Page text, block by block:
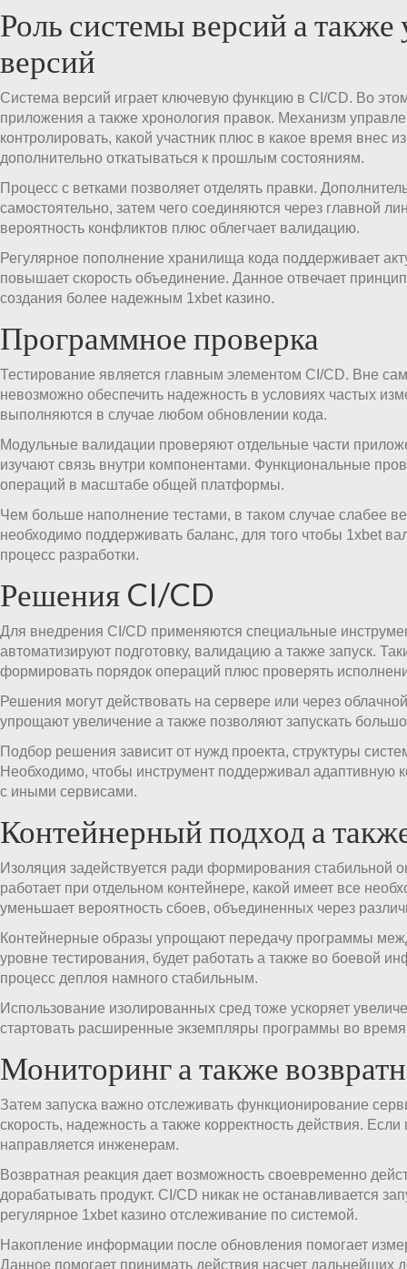
Роль системы версий а также
версий
Система версий играет ключевую функцию в CI/CD. Во
приложения а также хронология правок. Механизм
контролировать, какой участник плюс в какое время внес
дополнительно откатываться к прошлым состояниям.
Процесс с ветками позволяет отделять правки.
самостоятельно, затем чего соединяются через главной
вероятность конфликтов плюс облегчает валидацию.
Регулярное пополнение хранилища кода поддерживает
повышает скорость объединение. Данное отвечает
создания более надежным 1xbet казино.
Программное проверка
Тестирование является главным элементом CI/CD. Вне
невозможно обеспечить надежность в условиях частых
выполняются в случае любом обновлении кода.
Модульные валидации проверяют отдельные части
изучают связь внутри компонентами. Функциональные
операций в масштабе общей платформы.
Чем больше наполнение тестами, в таком случае слабее
необходимо поддерживать баланс, для того чтобы 1xbet
процесс разработки.
Решения CI/CD
Для внедрения CI/CD применяются специальные
автоматизируют подготовку, валидацию а также запуск.
формировать порядок операций плюс проверять
Решения могут действовать на сервере или через
упрощают увеличение а также позволяют запускать
Подбор решения зависит от нужд проекта, структуры
Необходимо, чтобы инструмент поддерживал адаптивную
с иными сервисами.
Контейнерный подход а
Изоляция задействуется ради формирования стабильной
работает при отдельном контейнере, какой имеет все
уменьшает вероятность сбоев, объединенных через
Контейнерные образы упрощают передачу программы
уровне тестирования, будет работать а также во боевой
процесс деплоя намного стабильным.
Использование изолированных сред тоже ускоряет
стартовать расширенные экземпляры программы во
Мониторинг а также
Затем запуска важно отслеживать функционирование
скорость, надежность а также корректность действия.
направляется инженерам.
Возвратная реакция дает возможность своевременно
дорабатывать продукт. CI/CD никак не останавливается
регулярное 1xbet казино отслеживание по системой.
Накопление информации после обновления помогает
Данное помогает принимать действия насчет дальнейших